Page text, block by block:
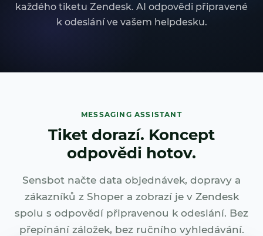
každého tiketu Zendesk. AI odpovědi připravené
k odeslání ve vašem helpdesku.
MESSAGING ASSISTANT
Tiket dorazí. Koncept
odpovědi hotov.
Sensbot načte data objednávek, dopravy a
zákazníků z Shoper a zobrazí je v Zendesk
spolu s odpovědí připravenou k odeslání. Bez
přepínání záložek, bez ručního vyhledávání.